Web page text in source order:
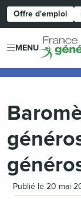
Offre d'emploi
MENU
Publié le 20 mai